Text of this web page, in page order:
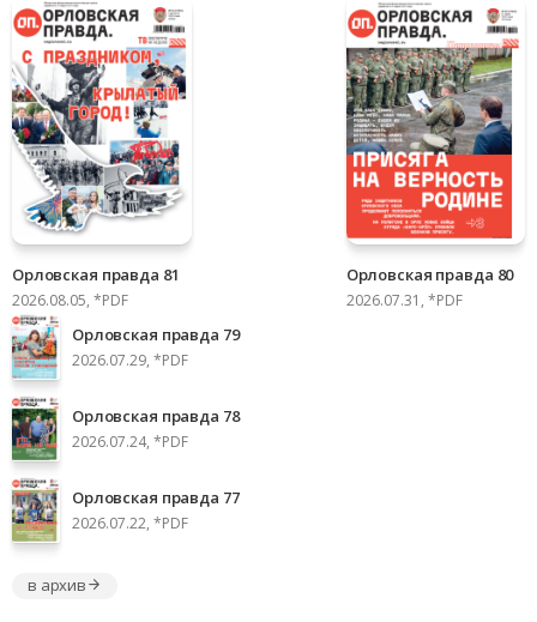
Орловская правда 81
2026.08.05, *PDF
Орловская правда 80
2026.07.31, *PDF
Орловская правда 79
2026.07.29, *PDF
Орловская правда 78
2026.07.24, *PDF
Орловская правда 77
2026.07.22, *PDF
в архив